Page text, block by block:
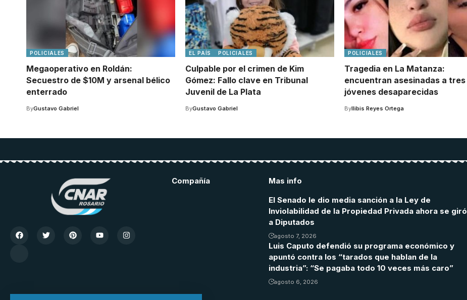
POLICIALES
Megaoperativo en Roldán:
Secuestro de $10M y arsenal bélico
enterrado
ByGustavo Gabriel
EL PAÍS POLICIALES
Culpable por el crimen de Kim
Gómez: Fallo clave en Tribunal
Juvenil de La Plata
ByGustavo Gabriel
POLICIALES
Tragedia en La Matanza:
encuentran asesinadas a tres
jóvenes desaparecidas
ByIlibis Reyes Ortega
Compañía
Mas info
El Senado le dio media sanción a la Ley de
Inviolabilidad de la Propiedad Privada ahora se giró
a Diputados
agosto 7, 2026
Luis Caputo defendió su programa económico y
apuntó contra los “tarados que hablan de la
industria”: “Se pagaba todo 10 veces más caro”
agosto 6, 2026